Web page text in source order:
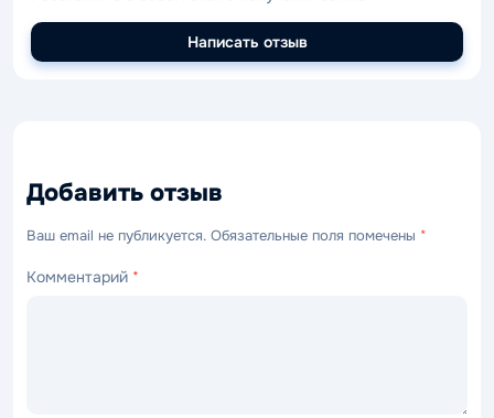
Написать отзыв
Добавить отзыв
Ваш email не публикуется. Обязательные поля помечены *
Комментарий *